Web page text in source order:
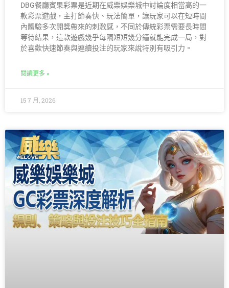
DBG餐廳賓果彩票是近期在威樂娛樂城中討論度相當高的一
款彩票遊戲，主打節奏快、玩法簡單，讓玩家可以在短時間
內體驗多次開獎帶來的刺激感，不同於傳統彩票需要長時間
等待結果，這款遊戲幾乎每隔短短幾分鐘就能完成一局，對
於喜歡快速節奏與連續投注的玩家來說特別有吸引力。
閱讀更多 »
15 7 月, 2026